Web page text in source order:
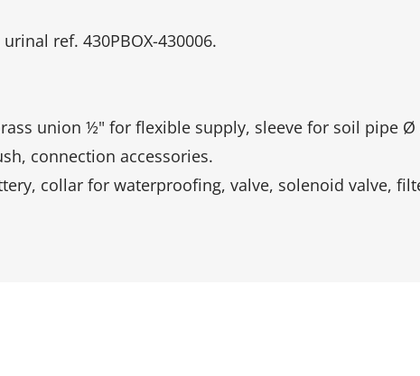
ref. 430PBOX-430006.
union ½" for flexible supply, sleeve for soil pipe
connection accessories.
collar for waterproofing, valve, solenoid valve,